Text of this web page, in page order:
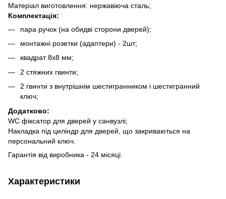
Матеріал виготовлення: нержавіюча сталь;
Комплектація:
пара ручок (на обидві сторони дверей);
монтажні розетки (адаптери) - 2шт;
квадрат 8х8 мм;
2 стяжних гвинти;
2 гвинти з внутрішнім шестигранником і шестигранний
ключ;
Додатково:
WC фіксатор для дверей у санвузлі;
Накладка під циліндр для дверей, що закриваються на
персональний ключ.
Гарантія від виробника - 24 місяці.
Характеристики